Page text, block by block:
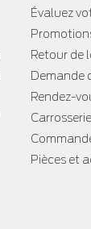
Évaluez
Retour de
Demande
Rendez-
Carrosserie
Pièces et